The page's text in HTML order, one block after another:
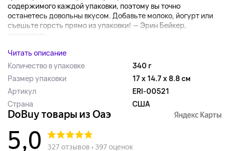
содержимого каждой упаковки, поэтому вы точно
останетесь довольны вкусом. Добавьте молоко, йогурт или
съешьте горсть прямо из упаковки! — Эрин Бейкер,
основатель...
Читать описание
Количество в упаковке
340 г
Размер упаковки
17 x 14.7 x 8.8 см
Артикул
ERI-00521
Страна
США